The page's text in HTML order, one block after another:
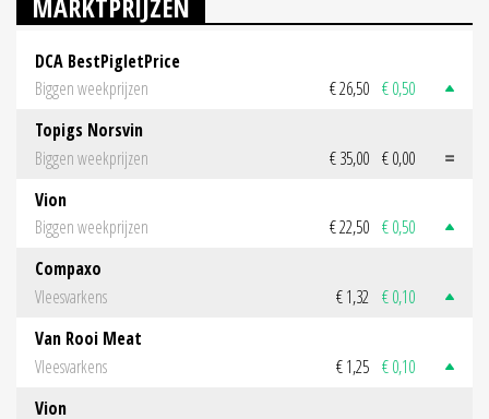
DCA BestPigletPrice
Biggen weekprijzen
€ 26,50 € 0,50
Topigs Norsvin
Biggen weekprijzen
€ 35,00 € 0,00
Vion
Biggen weekprijzen
€ 22,50 € 0,50
Compaxo
Vleesvarkens
€ 1,32 € 0,10
Van Rooi Meat
Vleesvarkens
€ 1,25 € 0,10
Vion